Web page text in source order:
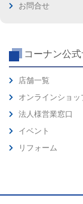
お問合せ
コーナン公式
店舗一覧
オンラインショッ
法人様営業窓口
イベント
リフォーム